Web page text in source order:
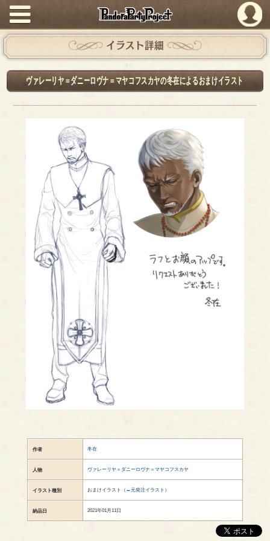
PandoraPartyProject
イラスト詳細
ヴァレーリヤ＝ダニーロヴナ＝マヤコフスカヤの冬在によるおまけイラスト
作者 冬在
人物 ヴァレーリヤ＝ダニーロヴナ＝マヤコフスカヤ
イラスト種別 おまけイラスト（ →元発注イラスト ）
納品日 2021年01月11日